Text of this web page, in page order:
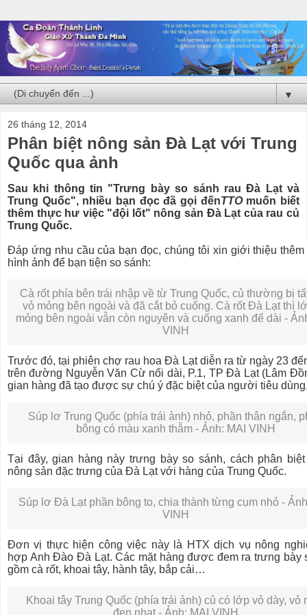
▼
26 tháng 12, 2014
Phân biệt nông sản Đà Lạt với Trung
Quốc qua ảnh
Sau khi thông tin "Trưng bày so sánh rau Đà Lạt và
Trung Quốc", nhiều bạn đọc đã gọi đếnTTOmuốn biết
thêm thực hư việc "đội lốt" nông sản Đà Lạt của rau củ
Trung Quốc.
Đáp ứng nhu cầu của bạn đọc, chúng tôi xin giới thiệu thêm
hình ảnh để bạn tiện so sánh:
Cà rốt phía bên trái nhập về từ Trung Quốc, củ thường bị
vỏ mỏng bên ngoài và đã cắt bỏ cuống. Cà rốt Đà Lạt thì
mỏng bên ngoài vẫn còn nguyên và cuống xanh để dài -
VINH
Trước đó, tại phiên chợ rau hoa Đà Lạt diễn ra từ ngày 23
trên đường Nguyễn Văn Cừ nối dài, P.1, TP Đà Lạt (Lâm
gian hàng đã tạo được sự chú ý đặc biệt của người tiêu
Súp lơ Trung Quốc (phía trái ảnh) nhỏ, phần thân ngắn,
bông có màu xanh thẫm - Ảnh: MAI VINH
Tại đây, gian hàng này trưng bày so sánh, cách phân
nông sản đặc trưng của Đà Lạt với hàng của Trung Quốc.
Súp lơ Đà Lạt phần bông to, chia thành từng cụm nhỏ -
VINH
Đơn vị thực hiện công việc này là HTX dịch vụ nông
hợp Anh Đào Đà Lạt. Các mặt hàng được đem ra trưng bày
gồm cà rốt, khoai tây, hành tây, bắp cải…
Khoai tây Trung Quốc (phía trái ảnh) củ có lớp vỏ dày, vỏ